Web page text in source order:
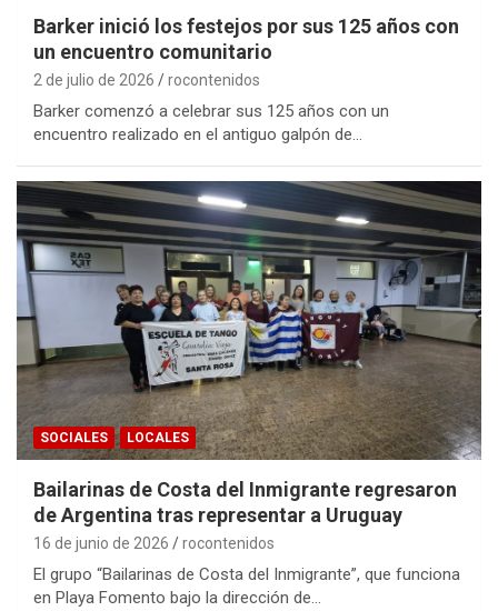
Barker inició los festejos por sus 125 años con
un encuentro comunitario
2 de julio de 2026 rocontenidos
Barker comenzó a celebrar sus 125 años con un
encuentro realizado en el antiguo galpón de…
SOCIALES LOCALES
Bailarinas de Costa del Inmigrante regresaron
de Argentina tras representar a Uruguay
16 de junio de 2026 rocontenidos
El grupo “Bailarinas de Costa del Inmigrante”, que funciona
en Playa Fomento bajo la dirección de…